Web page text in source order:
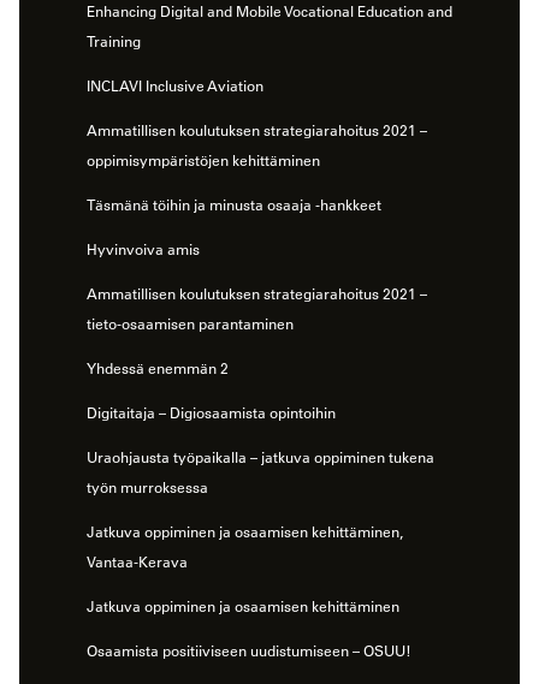
Enhancing Digital and Mobile Vocational Education and
Training
INCLAVI Inclusive Aviation
Ammatillisen koulutuksen strategiarahoitus 2021 –
oppimisympäristöjen kehittäminen
Täsmänä töihin ja minusta osaaja -hankkeet
Hyvinvoiva amis
Ammatillisen koulutuksen strategiarahoitus 2021 –
tieto-osaamisen parantaminen
Yhdessä enemmän 2
Digitaitaja – Digiosaamista opintoihin
Uraohjausta työpaikalla – jatkuva oppiminen tukena
työn murroksessa
Jatkuva oppiminen ja osaamisen kehittäminen,
Vantaa-Kerava
Jatkuva oppiminen ja osaamisen kehittäminen
Osaamista positiiviseen uudistumiseen – OSUU!